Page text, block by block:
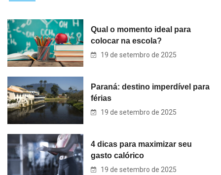
Qual o momento ideal para
colocar na escola?
19 de setembro de 2025
Paraná: destino imperdível para
férias
19 de setembro de 2025
4 dicas para maximizar seu
gasto calórico
19 de setembro de 2025